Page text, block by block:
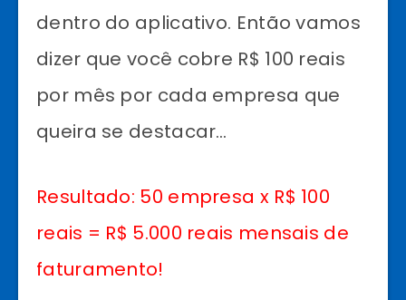
dentro do aplicativo. Então vamos
dizer que você cobre R$ 100 reais
por mês por cada empresa que
queira se destacar…
Resultado: 50 empresa x R$ 100
reais = R$ 5.000 reais mensais de
faturamento!